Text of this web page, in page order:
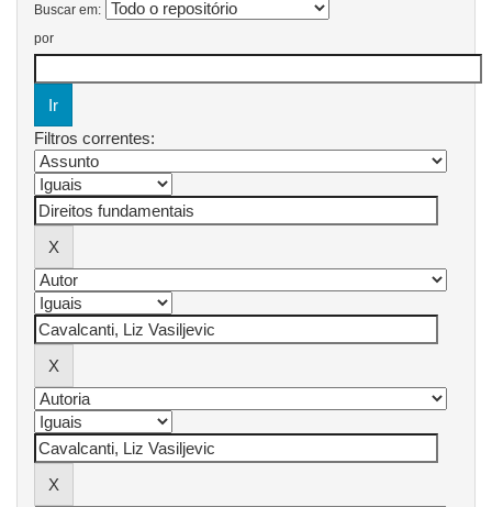
Buscar em:
por
Filtros correntes: